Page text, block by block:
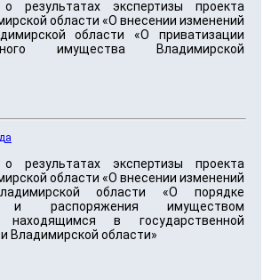
результатах экспертизы проекта
области «О внесении изменений
области «О приватизации
имущества Владимирской
результатах экспертизы проекта
области «О внесении изменений
области «О порядке
и распоряжения имуществом
находящимся в государственной
Владимирской области»